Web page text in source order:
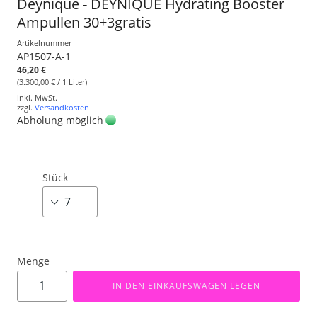
Ampullen 30+3gratis
Artikelnummer
AP1507-A-1
46,20 €
(3.300,00 € / 1 Liter)
inkl. MwSt.
zzgl. Versandkosten
Abholung möglich
Stück
Menge
IN DEN EINKAUFSWAGEN LEGEN